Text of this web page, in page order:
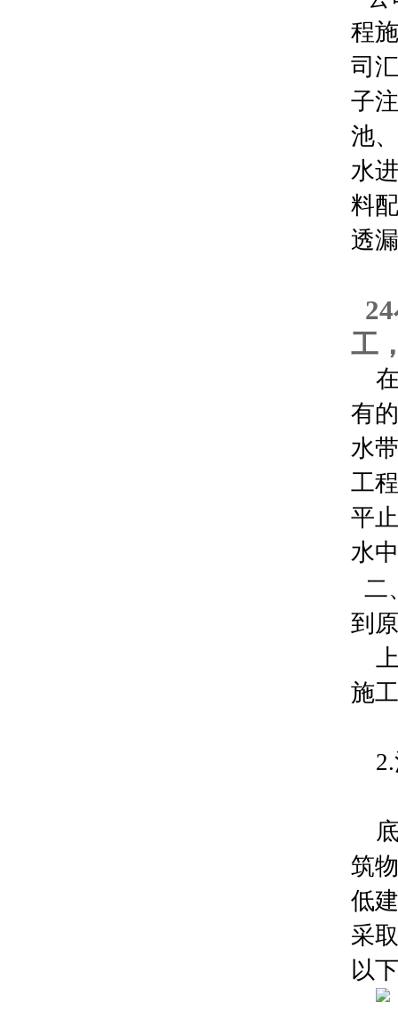
程
司
子
池
水
料
透
工
在
有
水
工
平
水
二
到
上
施
2.
底
筑
低
采
以